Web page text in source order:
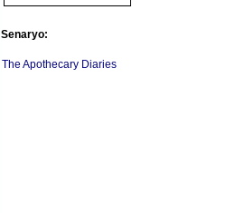
Senaryo:
The Apothecary Diaries